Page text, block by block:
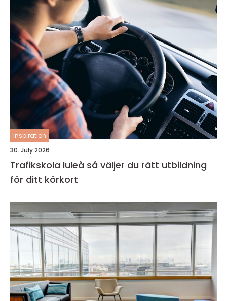
inspiration
30. July 2026
Trafikskola luleå så väljer du rätt utbildning
för ditt körkort